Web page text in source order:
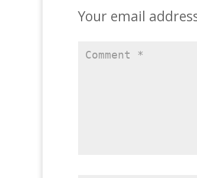
Your email